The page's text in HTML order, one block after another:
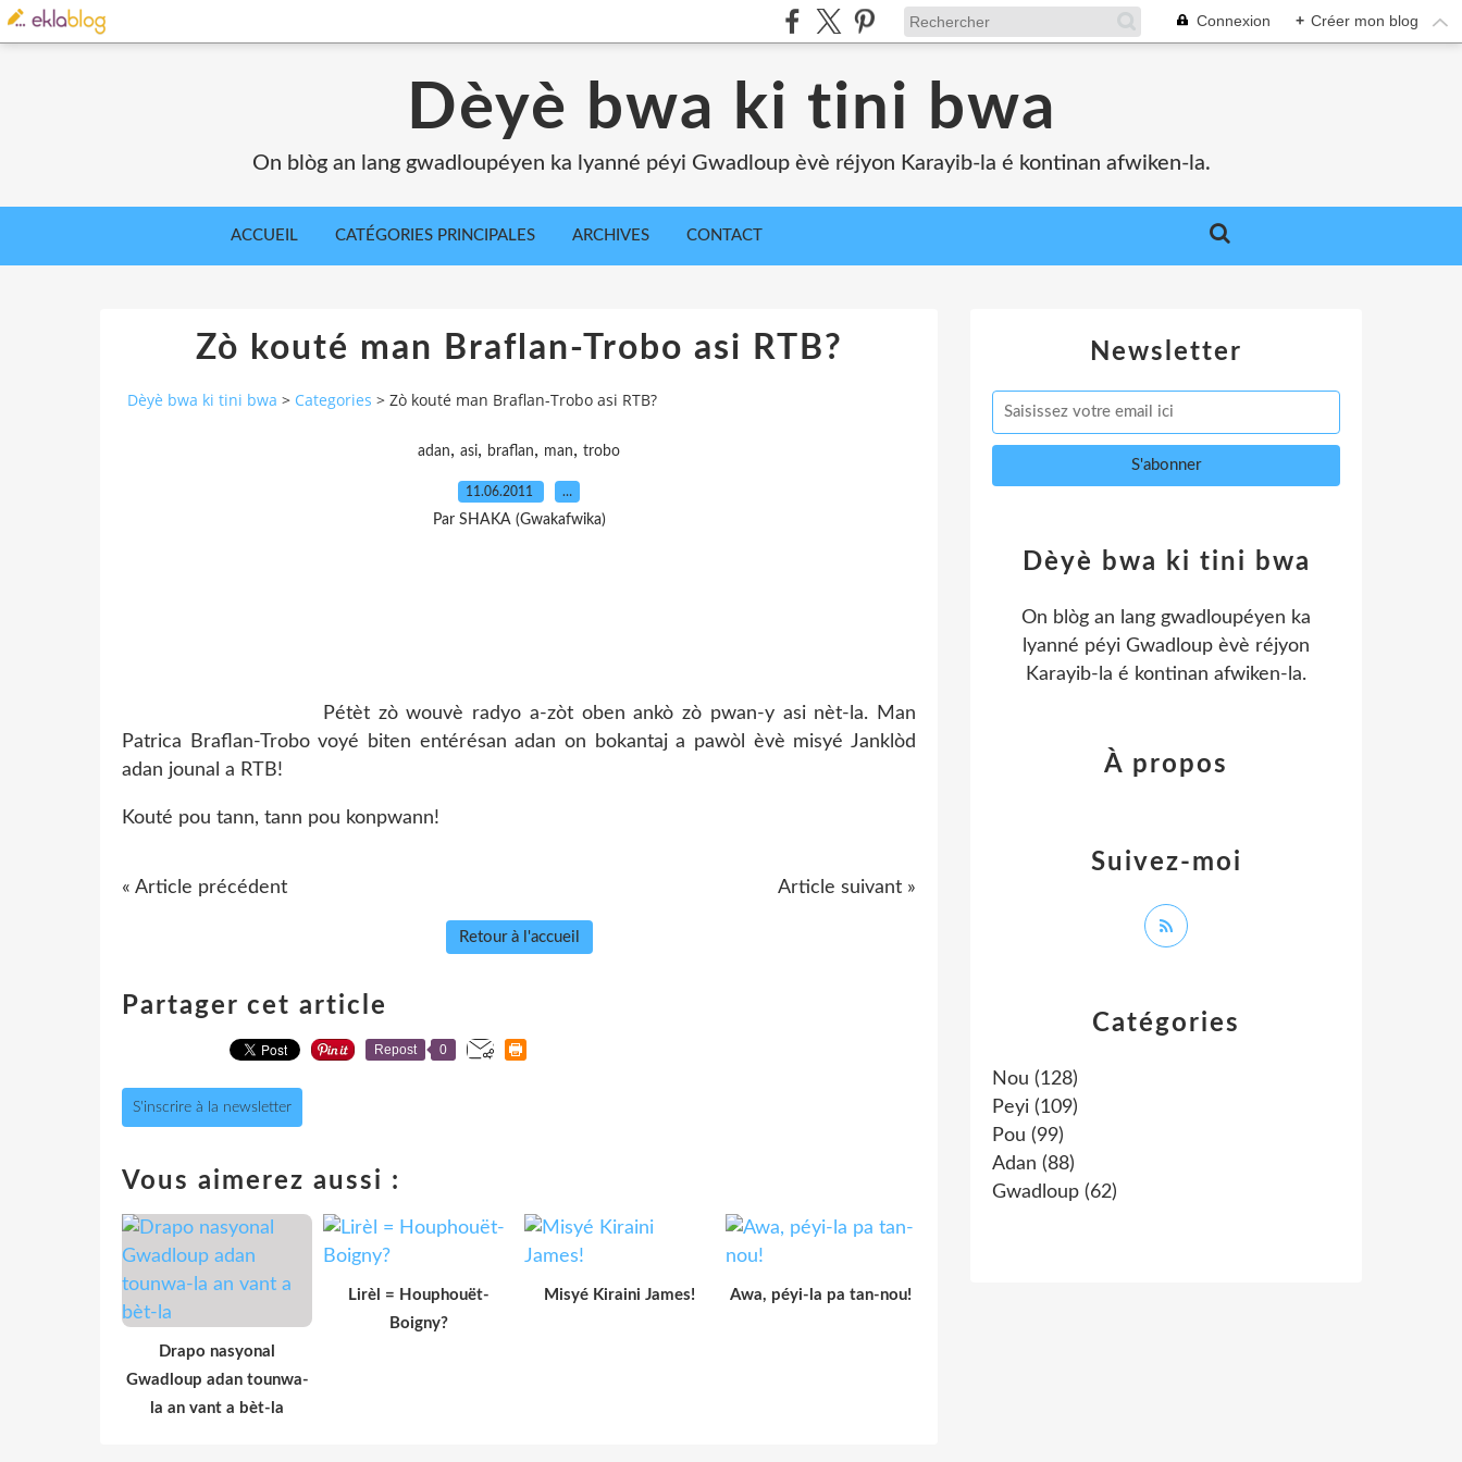
Connexion + Créer mon blog
Dèyè bwa ki tini bwa
On blòg an lang gwadloupéyen ka lyanné péyi Gwadloup èvè réjyon Karayib-la é kontinan afwiken-la.
ACCUEIL CATÉGORIES PRINCIPALES ARCHIVES CONTACT
Zò kouté man Braflan-Trobo asi RTB?
Dèyè bwa ki tini bwa > Categories > Zò kouté man Braflan-Trobo asi RTB?
adan, asi, braflan, man, trobo
11.06.2011 …
Par SHAKA (Gwakafwika)
Pétèt zò wouvè radyo a-zòt oben ankò zò pwan-y asi nèt-la. Man
Patrica Braflan-Trobo voyé biten entérésan adan on bokantaj a pawòl èvè misyé Janklòd
adan jounal a RTB!
Kouté pou tann, tann pou konpwann!
« Article précédent Article suivant »
Retour à l'accueil
Partager cet article
Repost 0
S'inscrire à la newsletter
Vous aimerez aussi :
Drapo nasyonal
Gwadloup adan tounwa-
la an vant a bèt-la
Lirèl = Houphouët-
Boigny?
Misyé Kiraini James! Awa, péyi-la pa tan-nou!
Newsletter
Catégories
Nou (128)
Peyi (109)
Pou (99)
Adan (88)
Gwadloup (62)
Dèyè bwa ki tini bwa
On blòg an lang gwadloupéyen ka
lyanné péyi Gwadloup èvè réjyon
Karayib-la é kontinan afwiken-la.
Suivez-moi
À propos